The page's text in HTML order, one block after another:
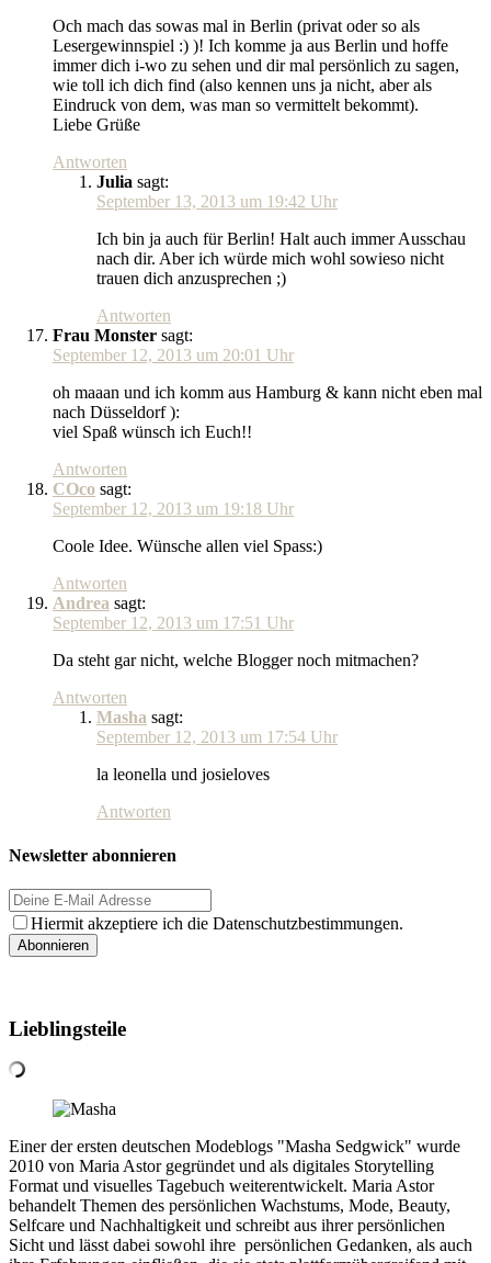
Och mach das sowas mal in Berlin (privat oder so als
Lesergewinnspiel :) )! Ich komme ja aus Berlin und hoffe
immer dich i-wo zu sehen und dir mal persönlich zu sagen,
wie toll ich dich find (also kennen uns ja nicht, aber als
Eindruck von dem, was man so vermittelt bekommt).
Liebe Grüße
Antworten
Julia sagt:
September 13, 2013 um 19:42 Uhr
Ich bin ja auch für Berlin! Halt auch immer Ausschau
nach dir. Aber ich würde mich wohl sowieso nicht
trauen dich anzusprechen ;)
Antworten
Frau Monster sagt:
September 12, 2013 um 20:01 Uhr
oh maaan und ich komm aus Hamburg & kann nicht eben mal
nach Düsseldorf ):
viel Spaß wünsch ich Euch!!
Antworten
COco sagt:
September 12, 2013 um 19:18 Uhr
Coole Idee. Wünsche allen viel Spass:)
Antworten
Andrea sagt:
September 12, 2013 um 17:51 Uhr
Da steht gar nicht, welche Blogger noch mitmachen?
Antworten
Masha sagt:
September 12, 2013 um 17:54 Uhr
la leonella und josieloves
Antworten
Newsletter abonnieren
Hiermit akzeptiere ich die Datenschutzbestimmungen.
Lieblingsteile
Einer der ersten deutschen Modeblogs "Masha Sedgwick" wurde
2010 von Maria Astor gegründet und als digitales Storytelling
Format und visuelles Tagebuch weiterentwickelt. Maria Astor
behandelt Themen des persönlichen Wachstums, Mode, Beauty,
Selfcare und Nachhaltigkeit und schreibt aus ihrer persönlichen
Sicht und lässt dabei sowohl ihre persönlichen Gedanken, als auch